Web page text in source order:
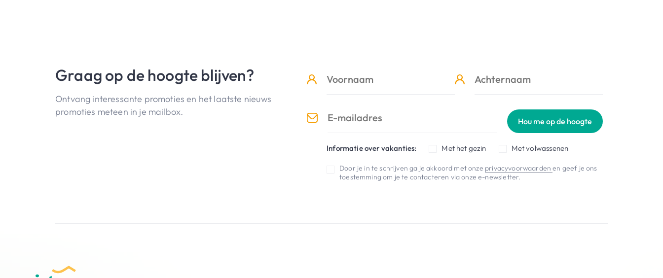
Graag op de hoogte blijven?
Ontvang interessante promoties en het laatste nieuws
promoties meteen in je mailbox.
Hou me op de hoogte
Informatie over vakanties: Met het gezin Met volwassenen
Door je in te schrijven ga je akkoord met onze privacyvoorwaardenen geef je ons
toestemming om je te contacteren via onze e-newsletter.